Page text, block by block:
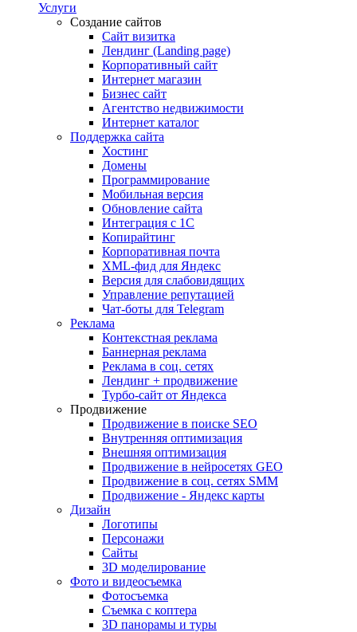
Услуги
Создание сайтов
Сайт визитка
Лендинг (Landing page)
Корпоративный сайт
Интернет магазин
Бизнес сайт
Агентство недвижимости
Интернет каталог
Поддержка сайта
Хостинг
Домены
Программирование
Мобильная версия
Обновление сайта
Интеграция с 1С
Копирайтинг
Корпоративная почта
XML-фид для Яндекс
Версия для слабовидящих
Управление репутацией
Чат-боты для Telegram
Реклама
Контекстная реклама
Баннерная реклама
Реклама в соц. сетях
Лендинг + продвижение
Турбо-сайт от Яндекса
Продвижение
Продвижение в поиске SEO
Внутренняя оптимизация
Внешняя оптимизация
Продвижение в нейросетях GEO
Продвижение в соц. сетях SMM
Продвижение - Яндекс карты
Дизайн
Логотипы
Персонажи
Сайты
3D моделирование
Фото и видеосъемка
Фотосъемка
Съемка с коптера
3D панорамы и туры